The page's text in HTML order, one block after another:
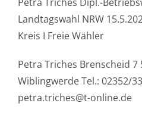
Landtagswahl NRW
Kreis I Freie Wähler
Petra Triches Brenscheid
Wiblingwerde Tel.: 02352/
petra.triches@t-online.de